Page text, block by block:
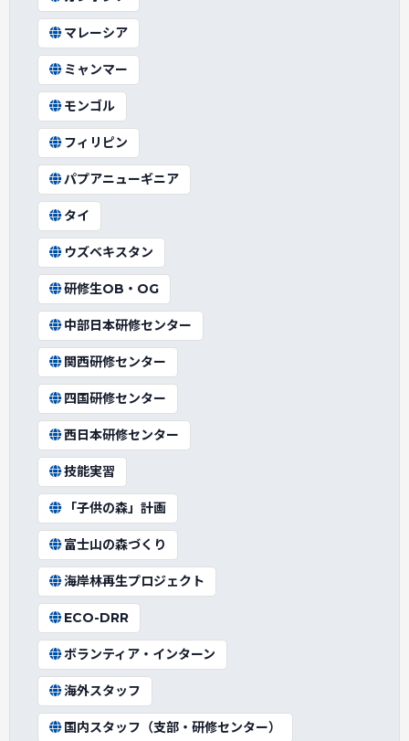
マレーシア
ミャンマー
モンゴル
フィリピン
パプアニューギニア
タイ
ウズベキスタン
研修生OB・OG
中部日本研修センター
関西研修センター
四国研修センター
西日本研修センター
技能実習
「子供の森」計画
富士山の森づくり
海岸林再生プロジェクト
ECO-DRR
ボランティア・インターン
海外スタッフ
国内スタッフ（支部・研修センター）